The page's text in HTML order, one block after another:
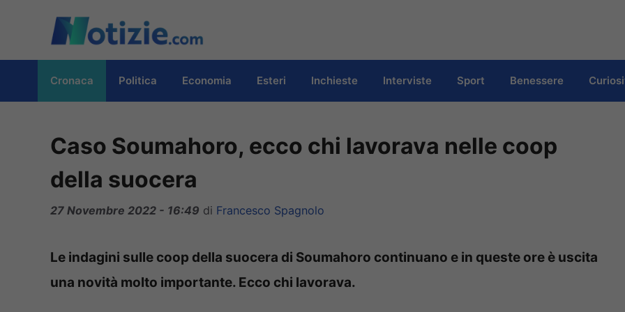
contenuto
Cronaca Politica Economia Esteri Inchieste Interviste Sport Benessere
Caso Soumahoro, ecco chi lavorava nelle coop
della suocera
27 Novembre 2022 - 16:49 di Francesco Spagnolo
Le indagini sulle coop della suocera di Soumahoro continuano e in queste ore è uscita
una novità molto importante. Ecco chi lavorava.